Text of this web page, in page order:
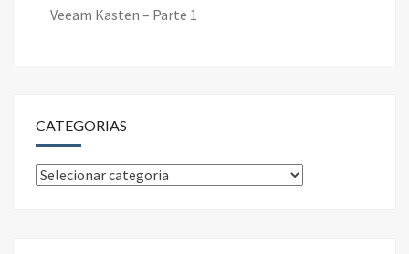
Veeam Kasten – Parte 1
CATEGORIAS
Categorias